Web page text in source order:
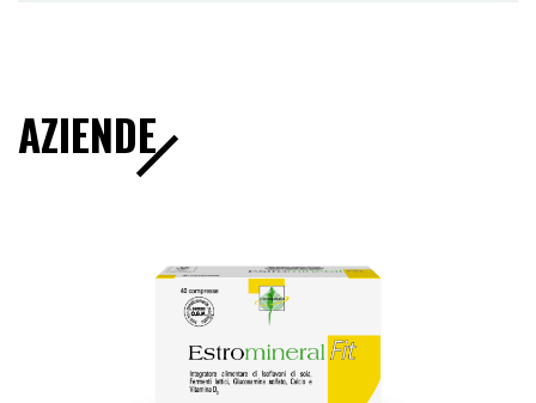
AZIENDE